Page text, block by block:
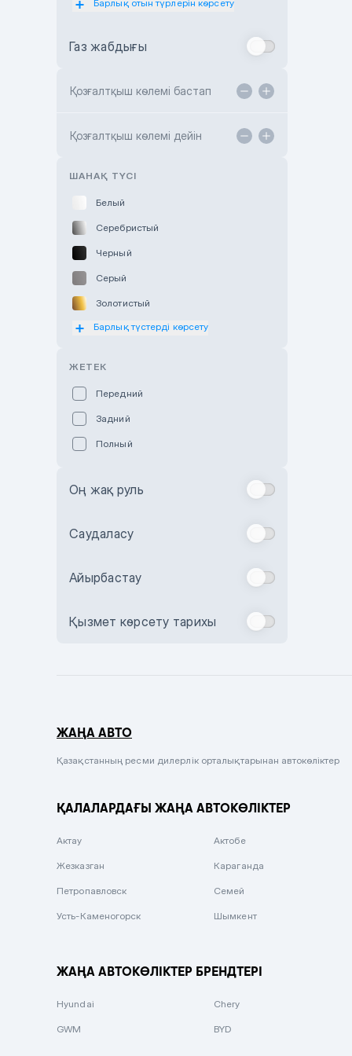
Toyota Astana
TANK Motors Karaganda
Барлық отын түрлерін көрсету
Газ жабдығы
Қозғалтқыш көлемі бастап
Қозғалтқыш көлемі дейін
ШАНАҚ ТҮСІ
Белый
Серебристый
Черный
Серый
Золотистый
Оранжевый
Зеленый
Бежевый
Комбинированный
Сиреневый металлик
Вишневый
Барлық түстерді көрсету
ЖЕТЕК
Передний
Задний
Полный
Оң жақ руль
Саудаласу
Айырбастау
Қызмет көрсету тарихы
ЖАҢА АВТО
Қазақстанның ресми дилерлік орталықтарынан автокөліктер
ҚАЛАЛАРДАҒЫ ЖАҢА АВТОКӨЛІКТЕР
Актау Актобе
Жезказган Караганда
Петропавловск Семей
Усть-Каменогорск Шымкент
ЖАҢА АВТОКӨЛІКТЕР БРЕНДТЕРІ
Hyundai Chery
GWM BYD